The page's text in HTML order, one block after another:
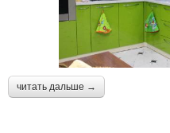
читать дальше →